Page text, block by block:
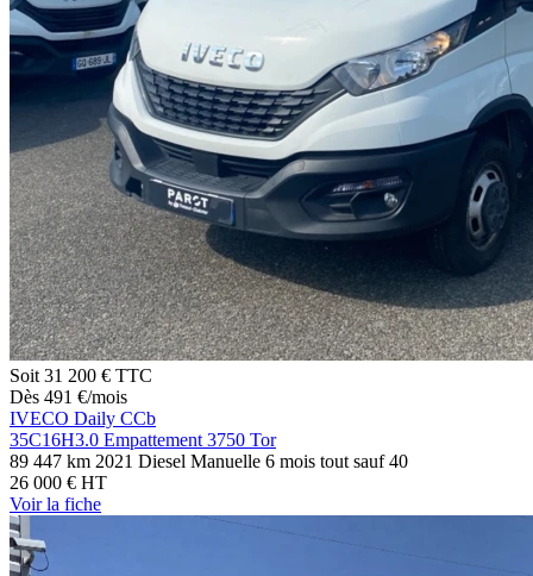
Soit 31 200 € TTC
Dès 491 €/mois
IVECO Daily CCb
35C16H3.0 Empattement 3750 Tor
89 447 km 2021 Diesel Manuelle 6 mois tout sauf 40
26 000 € HT
Voirla fiche